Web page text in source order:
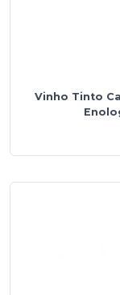
Vinho Tinto